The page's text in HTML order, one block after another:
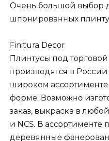
Очень большой выбор
шпонированных
Finitura Decor
Плинтусы под
производятся в России
широком ассортименте
форме. Возможно
заказ, выкраска в
и NCS. В
деревянные